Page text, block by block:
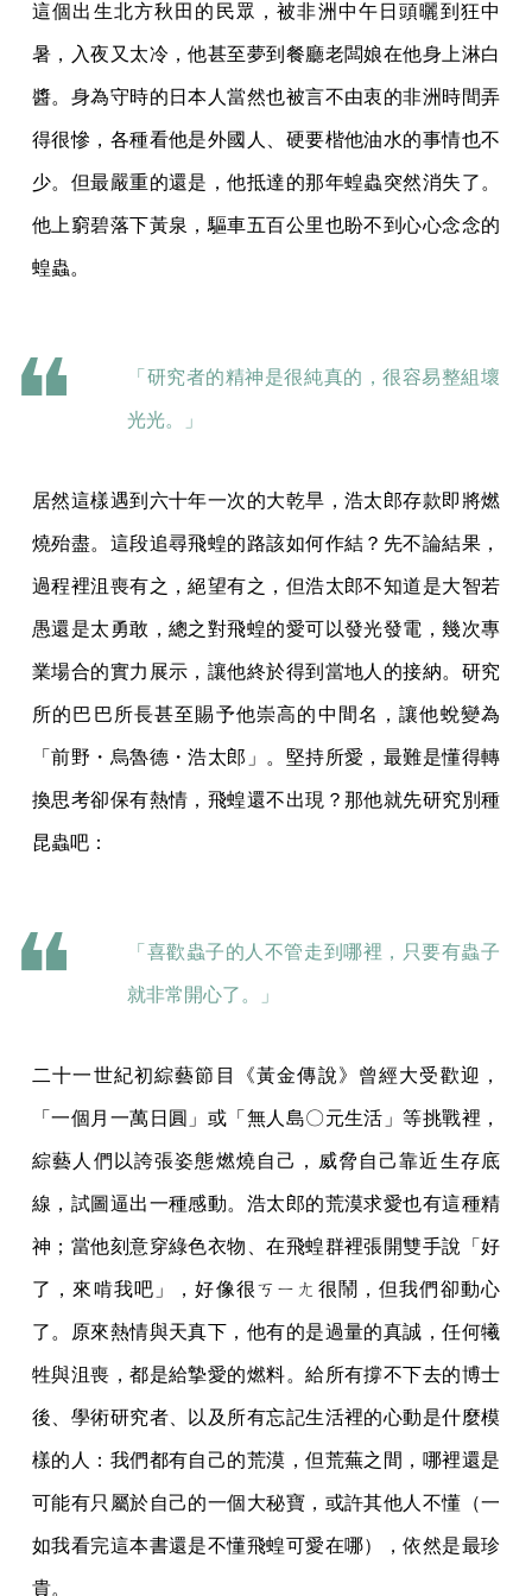
這個出生北方秋田的民眾，被非洲中午日頭曬到狂中
暑，入夜又太冷，他甚至夢到餐廳老闆娘在他身上淋白
醬。身為守時的日本人當然也被言不由衷的非洲時間弄
得很慘，各種看他是外國人、硬要楷他油水的事情也不
少。但最嚴重的還是，他抵達的那年蝗蟲突然消失了。
他上窮碧落下黃泉，驅車五百公里也盼不到心心念念的
蝗蟲。
「研究者的精神是很純真的，很容易整組壞
光光。」
居然這樣遇到六十年一次的大乾旱，浩太郎存款即將燃
燒殆盡。這段追尋飛蝗的路該如何作結？先不論結果，
過程裡沮喪有之，絕望有之，但浩太郎不知道是大智若
愚還是太勇敢，總之對飛蝗的愛可以發光發電，幾次專
業場合的實力展示，讓他終於得到當地人的接納。研究
所的巴巴所長甚至賜予他崇高的中間名，讓他蛻變為
「前野・烏魯德・浩太郎」。堅持所愛，最難是懂得轉
換思考卻保有熱情，飛蝗還不出現？那他就先研究別種
昆蟲吧：
「喜歡蟲子的人不管走到哪裡，只要有蟲子
就非常開心了。」
二十一世紀初綜藝節目《黃金傳說》曾經大受歡迎，
「一個月一萬日圓」或「無人島〇元生活」等挑戰裡，
綜藝人們以誇張姿態燃燒自己，威脅自己靠近生存底
線，試圖逼出一種感動。浩太郎的荒漠求愛也有這種精
神；當他刻意穿綠色衣物、在飛蝗群裡張開雙手說「好
了，來啃我吧」，好像很ㄎㄧㄤ很鬧，但我們卻動心
了。原來熱情與天真下，他有的是過量的真誠，任何犧
牲與沮喪，都是給摯愛的燃料。給所有撐不下去的博士
後、學術研究者、以及所有忘記生活裡的心動是什麼模
樣的人：我們都有自己的荒漠，但荒蕪之間，哪裡還是
可能有只屬於自己的一個大秘寶，或許其他人不懂（一
如我看完這本書還是不懂飛蝗可愛在哪），依然是最珍
貴。